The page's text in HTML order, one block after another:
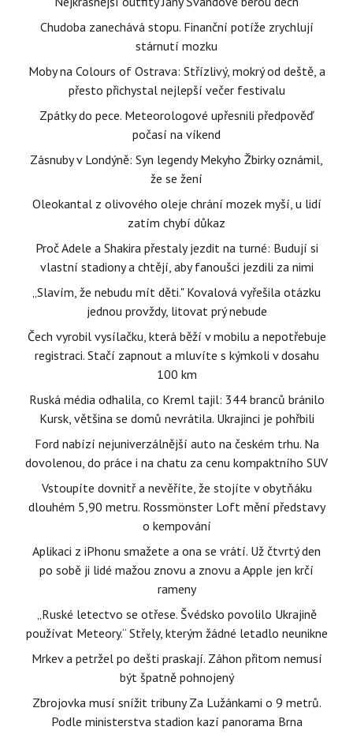
Chudoba zanechává stopu. Finanční potíže zrychlují
stárnutí mozku
Moby na Colours of Ostrava: Střízlivý, mokrý od deště, a
přesto přichystal nejlepší večer festivalu
Zpátky do pece. Meteorologové upřesnili předpověď
počasí na víkend
Zásnuby v Londýně: Syn legendy Mekyho Žbirky oznámil,
že se žení
Oleokantal z olivového oleje chrání mozek myší, u lidí
zatím chybí důkaz
Proč Adele a Shakira přestaly jezdit na turné: Budují si
vlastní stadiony a chtějí, aby fanoušci jezdili za nimi
„Slavím, že nebudu mít děti." Kovalová vyřešila otázku
jednou provždy, litovat prý nebude
Čech vyrobil vysílačku, která běží v mobilu a nepotřebuje
registraci. Stačí zapnout a mluvíte s kýmkoli v dosahu
100 km
Ruská média odhalila, co Kreml tajil: 344 branců bránilo
Kursk, většina se domů nevrátila. Ukrajinci je pohřbili
Ford nabízí nejuniverzálnější auto na českém trhu. Na
dovolenou, do práce i na chatu za cenu kompaktního SUV
Vstoupíte dovnitř a nevěříte, že stojíte v obytňáku
dlouhém 5,90 metru. Rossmönster Loft mění představy
o kempování
Aplikaci z iPhonu smažete a ona se vrátí. Už čtvrtý den
po sobě ji lidé mažou znovu a znovu a Apple jen krčí
rameny
„Ruské letectvo se otřese. Švédsko povolilo Ukrajině
používat Meteory.“ Střely, kterým žádné letadlo neunikne
Mrkev a petržel po dešti praskají. Záhon přitom nemusí
být špatně pohnojený
Zbrojovka musí snížit tribuny Za Lužánkami o 9 metrů.
Podle ministerstva stadion kazí panorama Brna